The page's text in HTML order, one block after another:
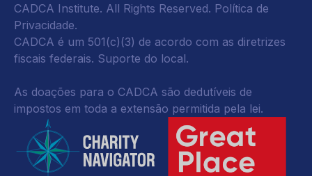
CADCA Institute. All Rights Reserved. Política de
Privacidade.
CADCA é um 501(c)(3) de acordo com as diretrizes
fiscais federais. Suporte do local.
As doações para o CADCA são dedutíveis de
impostos em toda a extensão permitida pela lei.